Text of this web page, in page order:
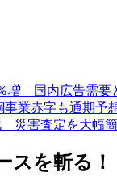
増 国内広告需要
業赤字も通期予
災害査定を大幅
スを斬る！